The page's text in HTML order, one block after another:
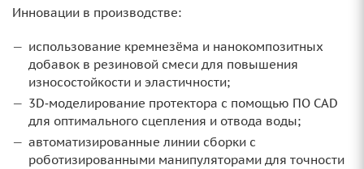
Инновации в производстве:
использование кремнезёма и нанокомпозитных
добавок в резиновой смеси для повышения
износостойкости и эластичности;
3D‑моделирование протектора с помощью ПО CAD
для оптимального сцепления и отвода воды;
автоматизированные линии сборки с
роботизированными манипуляторами для точности